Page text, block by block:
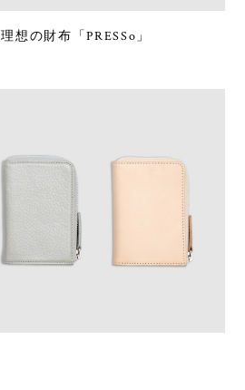
想の財布「PRESSo」